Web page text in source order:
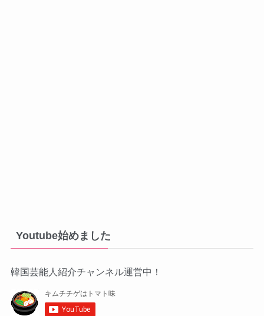
Youtube始めました
韓国芸能人紹介チャンネル運営中！